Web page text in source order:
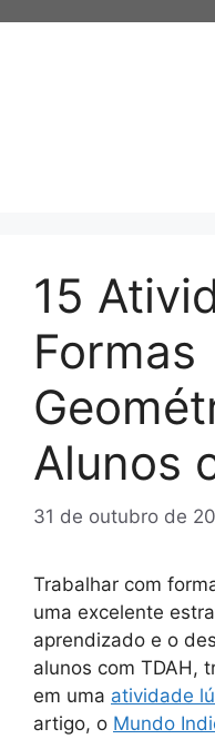
15
Formas
Alunos
31 de outubro de
Trabalhar com
uma excelente
aprendizado e o
alunos com TDAH,
em uma atividade
artigo, o Mundo